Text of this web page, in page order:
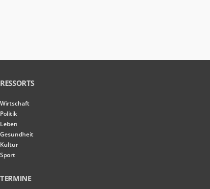
RESSORTS
Wirtschaft
Politik
Leben
Gesundheit
Kultur
Sport
TERMINE